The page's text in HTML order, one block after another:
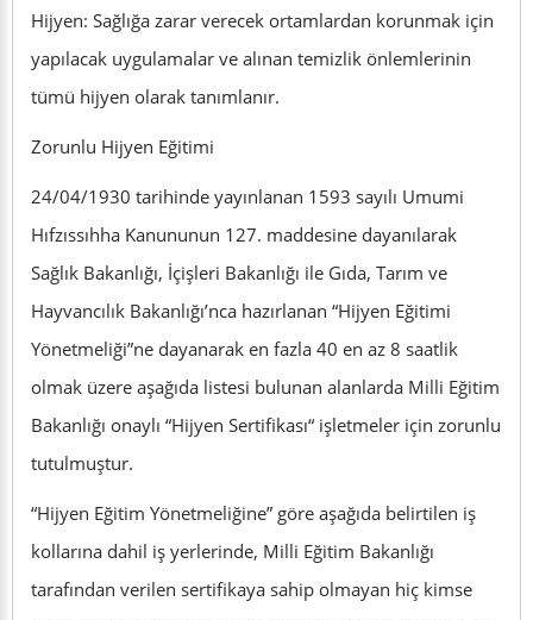
Hijyen: Sağlığa zarar verecek ortamlardan korunmak için
yapılacak uygulamalar ve alınan temizlik önlemlerinin
tümü hijyen olarak tanımlanır.
Zorunlu Hijyen Eğitimi
24/04/1930 tarihinde yayınlanan 1593 sayılı Umumi
Hıfzıssıhha Kanununun 127. maddesine dayanılarak
Sağlık Bakanlığı, İçişleri Bakanlığı ile Gıda, Tarım ve
Hayvancılık Bakanlığı’nca hazırlanan “Hijyen Eğitimi
Yönetmeliği”ne dayanarak en fazla 40 en az 8 saatlik
olmak üzere aşağıda listesi bulunan alanlarda Milli Eğitim
Bakanlığı onaylı “Hijyen Sertifikası“ işletmeler için zorunlu
tutulmuştur.
“Hijyen Eğitim Yönetmeliğine” göre aşağıda belirtilen iş
kollarına dahil iş yerlerinde, Milli Eğitim Bakanlığı
tarafından verilen sertifikaya sahip olmayan hiç kimse